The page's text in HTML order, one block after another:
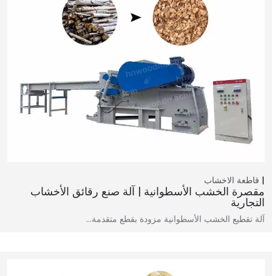
قاطعة الاخشاب
مقصرة الخشب الأسطوانية | آلة صنع رقائق الأخشاب
التجارية
آلة تقطيع الخشب الأسطوانية مزودة بقطع متقدمة…